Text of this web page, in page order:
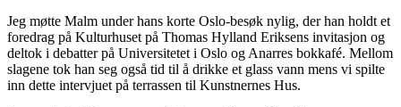
Jeg møtte Malm under hans korte Oslo-besøk nylig, der han holdt et
foredrag på Kulturhuset på Thomas Hylland Eriksens invitasjon og
deltok i debatter på Universitetet i Oslo og Anarres bokkafé. Mellom
slagene tok han seg også tid til å drikke et glass vann mens vi spilte
inn dette intervjuet på terrassen til Kunstnernes Hus.